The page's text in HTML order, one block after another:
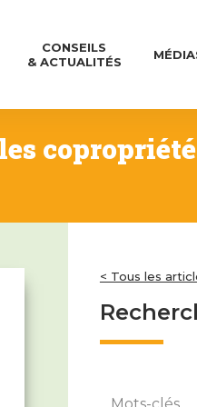
CONSEILS
& ACTUALITÉS
< Tous les